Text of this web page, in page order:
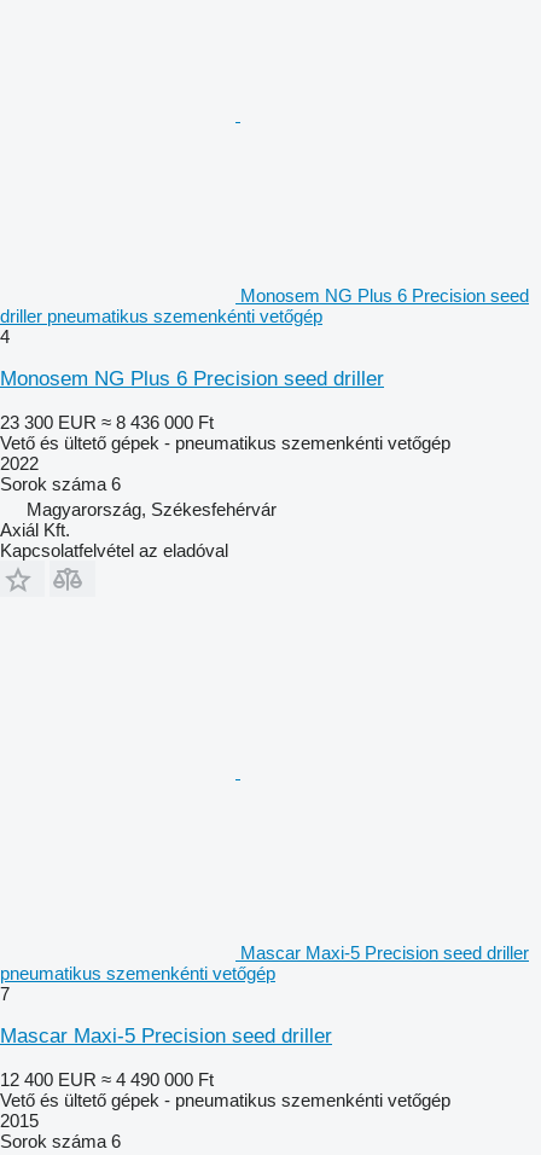
Monosem NG Plus 6 Precision seed
driller pneumatikus szemenkénti vetőgép
4
Monosem NG Plus 6 Precision seed driller
23 300 EUR ≈ 8 436 000 Ft
Vető és ültető gépek - pneumatikus szemenkénti vetőgép
2022
Sorok száma 6
Magyarország, Székesfehérvár
Axiál Kft.
Kapcsolatfelvétel az eladóval
Mascar Maxi-5 Precision seed driller
pneumatikus szemenkénti vetőgép
7
Mascar Maxi-5 Precision seed driller
12 400 EUR ≈ 4 490 000 Ft
Vető és ültető gépek - pneumatikus szemenkénti vetőgép
2015
Sorok száma 6